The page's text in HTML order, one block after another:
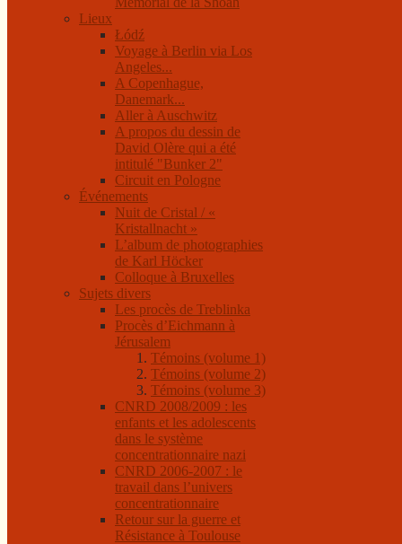
Lieux
Łódź
Voyage à Berlin via Los
Angeles...
A Copenhague,
Danemark...
Aller à Auschwitz
A propos du dessin de
David Olère qui a été
intitulé "Bunker 2"
Circuit en Pologne
Événements
Nuit de Cristal / «
Kristallnacht »
L’album de photographies
de Karl Höcker
Colloque à Bruxelles
Sujets divers
Les procès de Treblinka
Procès d’Eichmann à
Jérusalem
Témoins (volume 1)
Témoins (volume 2)
Témoins (volume 3)
CNRD 2008/2009 : les
enfants et les adolescents
dans le système
concentrationnaire nazi
CNRD 2006-2007 : le
travail dans l’univers
concentrationnaire
Retour sur la guerre et
Résistance à Toulouse